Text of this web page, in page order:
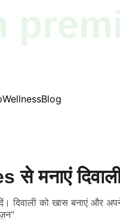
WellnessBlog
मनाएं
को खास बनाएं और